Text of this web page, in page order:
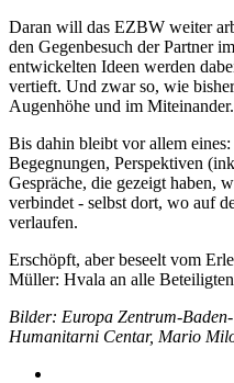
Daran will das EZBW weiter
den Gegenbesuch der Partner
entwickelten Ideen werden
vertieft. Und zwar so, wie
Augenhöhe und im Miteinander.
Bis dahin bleibt vor allem
Begegnungen, Perspektiven
Gespräche, die gezeigt haben,
verbindet - selbst dort, wo auf
verlaufen.
Erschöpft, aber beseelt vom
Müller: Hvala an alle
Bilder: Europa Zentrum-
Humanitarni Centar, Mario